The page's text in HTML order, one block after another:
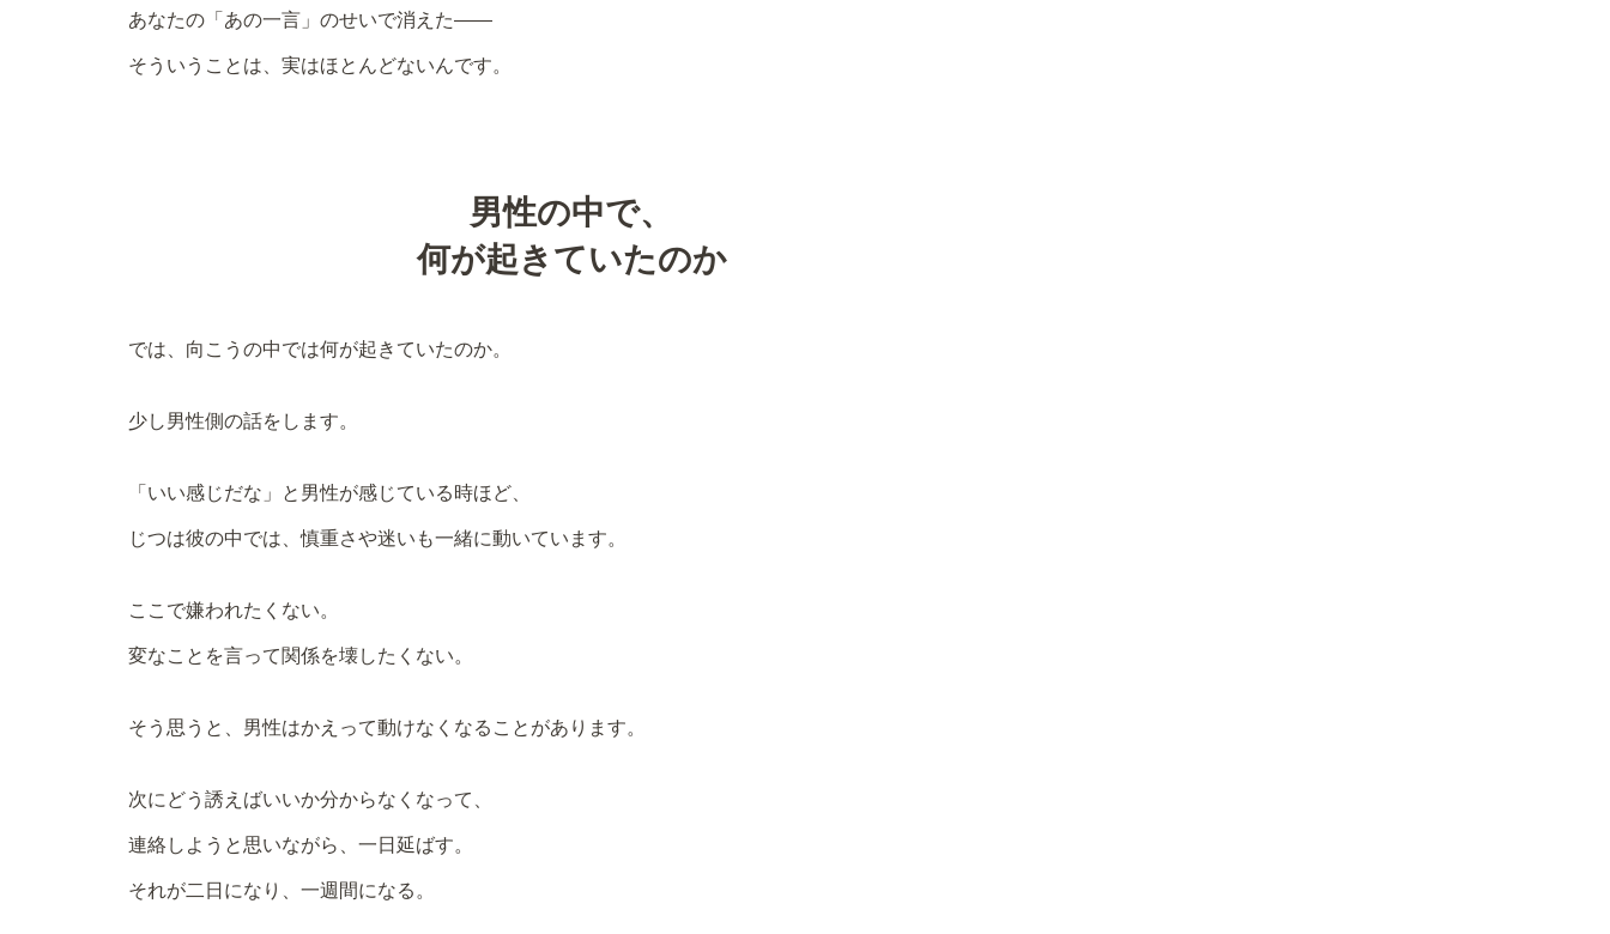
あなたの「あの一言」のせいで消えた——
そういうことは、実はほとんどないんです。
男性の中で、
何が起きていたのか
では、向こうの中では何が起きていたのか。
少し男性側の話をします。
「いい感じだな」と男性が感じている時ほど、
じつは彼の中では、慎重さや迷いも一緒に動いています。
ここで嫌われたくない。
変なことを言って関係を壊したくない。
そう思うと、男性はかえって動けなくなることがあります。
次にどう誘えばいいか分からなくなって、
連絡しようと思いながら、一日延ばす。
それが二日になり、一週間になる。